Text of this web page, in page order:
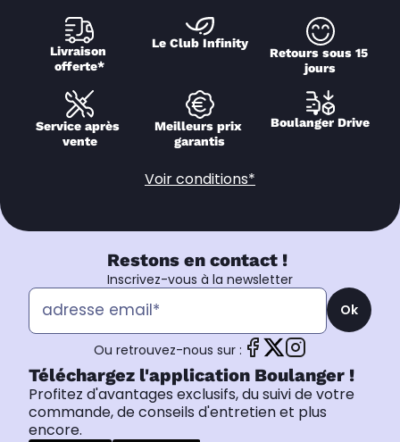
Livraison
offerte*
Le Club Infinity
Retours sous 15
jours
Service après
vente
Meilleurs prix
garantis
Boulanger Drive
Voir conditions*
Restons en contact !
Inscrivez-vous à la newsletter
Ok
Ou retrouvez-nous sur :
Téléchargez l'application Boulanger !
Profitez d'avantages exclusifs, du suivi de votre
commande, de conseils d'entretien et plus
encore.